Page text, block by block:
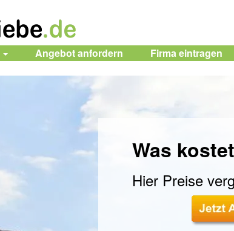
Angebot anfordern Firmaeintragen
Was
Hier Preise